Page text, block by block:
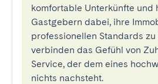
komfortable Unterkünfte und
Gastgebern dabei, ihre
professionellen Standards
verbinden das Gefühl von
Service, der dem eines
nichts nachsteht.